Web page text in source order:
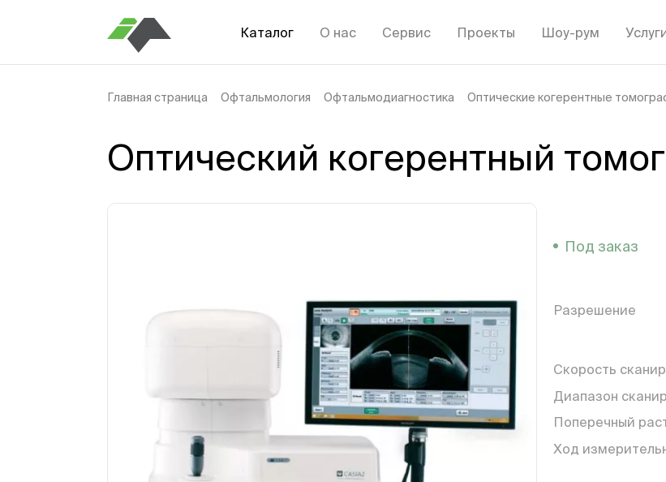
Каталог О нас Сервис Проекты Шоу-рум
Главная страница Офтальмология Офтальмодиагностика Оптические когерентные
Оптический когерентный
Под заказ
Разрешение
Скорость
Диапазон
Поперечный
Ход